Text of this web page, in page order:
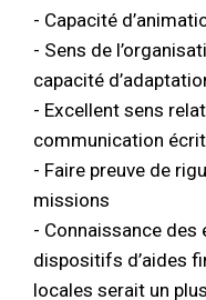
- Capacité
- Sens de
capacité
- Excellent sens
communication
- Faire preuve de
missions
- Connaissance des
dispositifs d’aides
locales serait un plus